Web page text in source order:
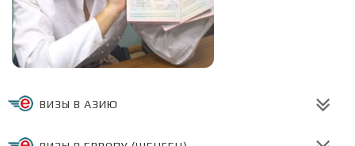
ВИЗЫ В АЗИЮ